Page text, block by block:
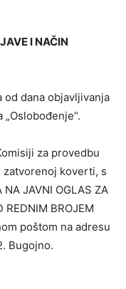
I NAČIN
od dana objavljivanja
za provedbu
zatvorenoj koverti, s
NA JAVNI OGLAS ZA
REDNIM BROJEM
poštom na adresu
Bugojno.